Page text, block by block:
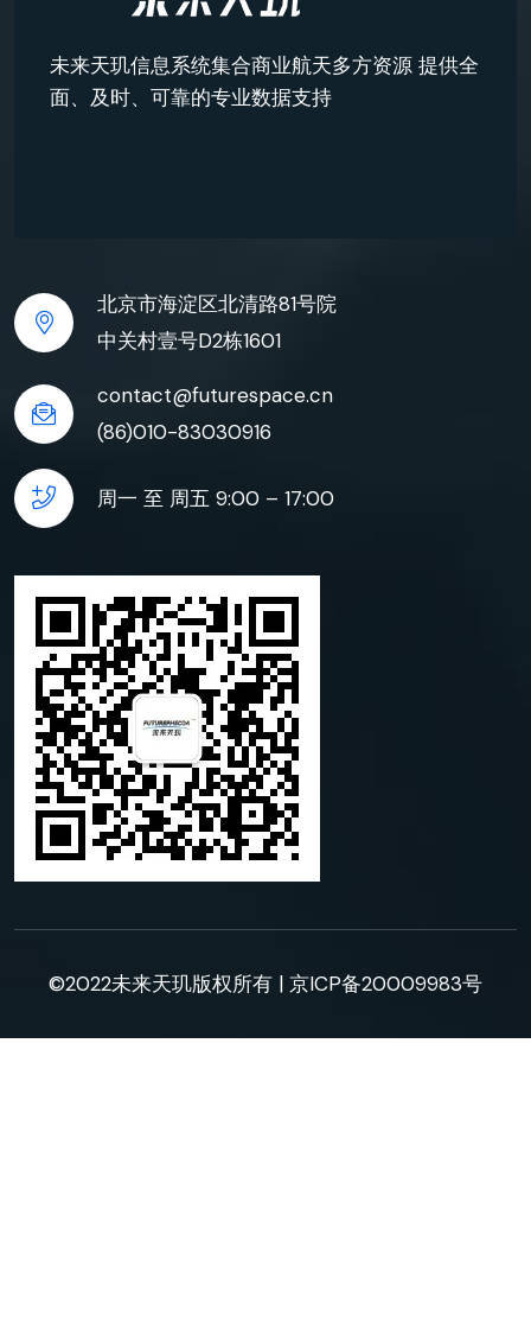
未来天玑信息系统集合商业航天多方资源 提供全
面、及时、可靠的专业数据支持
北京市海淀区北清路81号院
中关村壹号D2栋1601
contact@futurespace.cn
(86)010-83030916
周一 至 周五 9:00 – 17:00
©2022未来天玑版权所有 | 京ICP备20009983号